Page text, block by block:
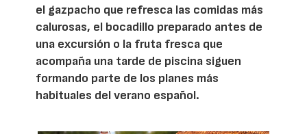
el gazpacho que refresca las comidas más
calurosas, el bocadillo preparado antes de
una excursión o la fruta fresca que
acompaña una tarde de piscina siguen
formando parte de los planes más
habituales del verano español.